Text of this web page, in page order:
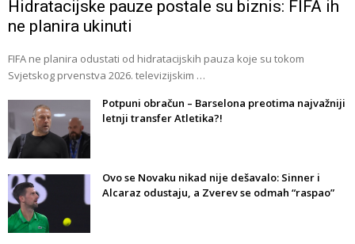
Hidratacijske pauze postale su biznis: FIFA ih
ne planira ukinuti
FIFA ne planira odustati od hidratacijskih pauza koje su tokom
Svjetskog prvenstva 2026. televizijskim …
Potpuni obračun – Barselona preotima najvažniji
letnji transfer Atletika?!
Ovo se Novaku nikad nije dešavalo: Sinner i
Alcaraz odustaju, a Zverev se odmah “raspao”